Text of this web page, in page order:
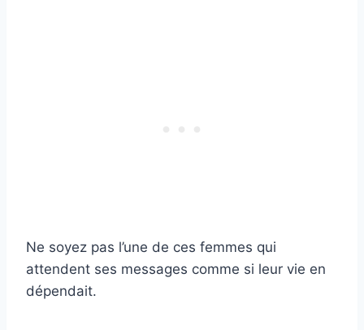
Ne soyez pas l’une de ces femmes qui
attendent ses messages comme si leur vie en
dépendait.